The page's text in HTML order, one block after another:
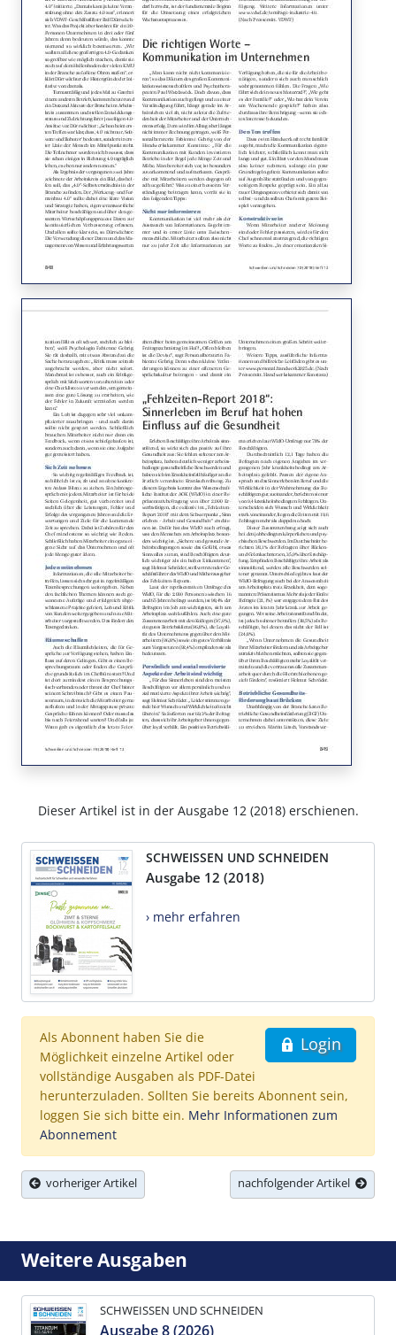
Dieser Artikel ist in der Ausgabe 12 (2018) erschienen.
SCHWEISSEN UND SCHNEIDEN
Ausgabe 12 (2018)
› mehr erfahren
Login
Als Abonnent haben Sie die
Möglichkeit einzelne Artikel oder
vollständige Ausgaben als PDF-Datei
herunterzuladen. Sollten Sie bereits Abonnent sein,
loggen Sie sich bitte ein. Mehr Informationen zum
Abonnement
vorheriger Artikel nachfolgender Artikel
Weitere Ausgaben
SCHWEISSEN UND SCHNEIDEN
Ausgabe 8 (2026)